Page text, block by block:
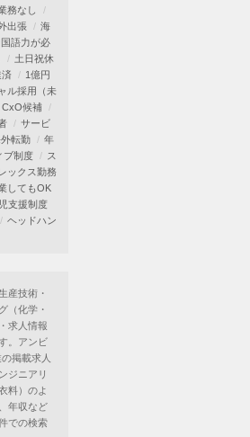
務なし
出張
海
語力が必
土日祝休
済
1億円
ル採用（未
CxO候補
サービ
転勤
年
ブ制度
ス
ックス勤務
してもOK
支援制度
ヘッドハン
産技術・
（化学・
求人情報
。アンビ
掲載求人
ジニアリ
料）のよ
年収など
での検索